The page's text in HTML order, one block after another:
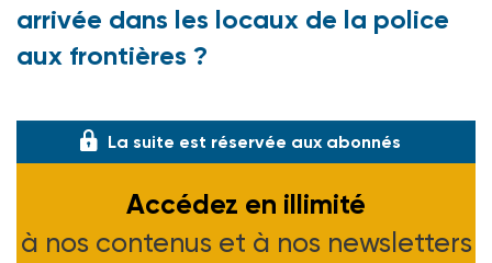
arrivée dans les locaux de la police
aux frontières ?
La suite est réservée aux abonnés
Accédez en illimité
à nos contenus et à nos newsletters